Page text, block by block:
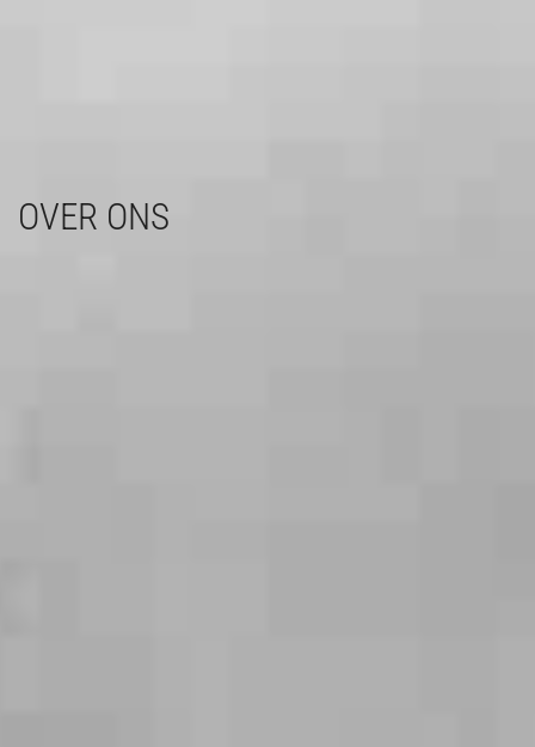
OVER ONS